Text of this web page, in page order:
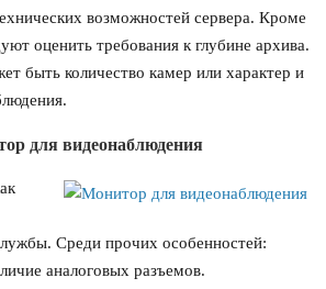
возможностей сервера. Кроме
оценить требования к глубине архива.
быть количество камер или характер и
для видеонаблюдения
Среди прочих особенностей:
аналоговых разъемов.